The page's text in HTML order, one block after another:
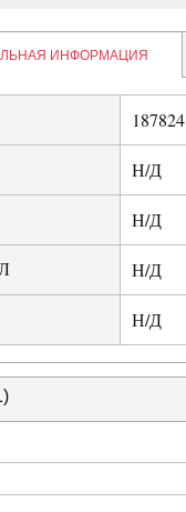
ИНФОРМАЦИЯ
187824
Н/Д
Н/Д
Н/Д
Н/Д